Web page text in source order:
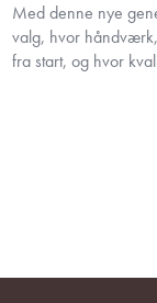
Med denne nye
valg, hvor
fra start, og hvor